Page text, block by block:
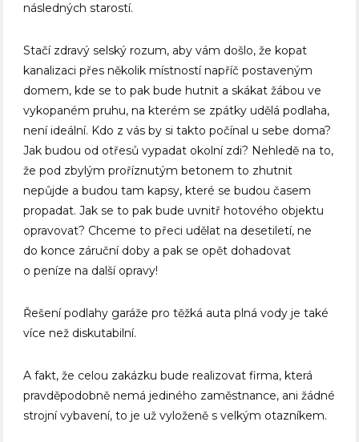
následných starostí.
Stačí zdravý selský rozum, aby vám došlo, že kopat
kanalizaci přes několik místností napříč postaveným
domem, kde se to pak bude hutnit a skákat žábou ve
vykopaném pruhu, na kterém se zpátky udělá podlaha,
není ideální. Kdo z vás by si takto počínal u sebe doma?
Jak budou od otřesů vypadat okolní zdi? Nehledě na to,
že pod zbylým proříznutým betonem to zhutnit
nepůjde a budou tam kapsy, které se budou časem
propadat. Jak se to pak bude uvnitř hotového objektu
opravovat? Chceme to přeci udělat na desetiletí, ne
do konce záruční doby a pak se opět dohadovat
o peníze na další opravy!
Řešení podlahy garáže pro těžká auta plná vody je také
více než diskutabilní.
A fakt, že celou zakázku bude realizovat firma, která
pravděpodobně nemá jediného zaměstnance, ani žádné
strojní vybavení, to je už vyloženě s velkým otazníkem.